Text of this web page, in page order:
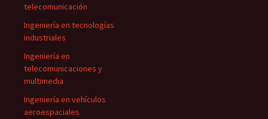
telecomunicación
Ingeniería en tecnologías
industriales
Ingeniería en
telecomunicaciones y
multimedia
Ingeniería en vehículos
aeroespaciales